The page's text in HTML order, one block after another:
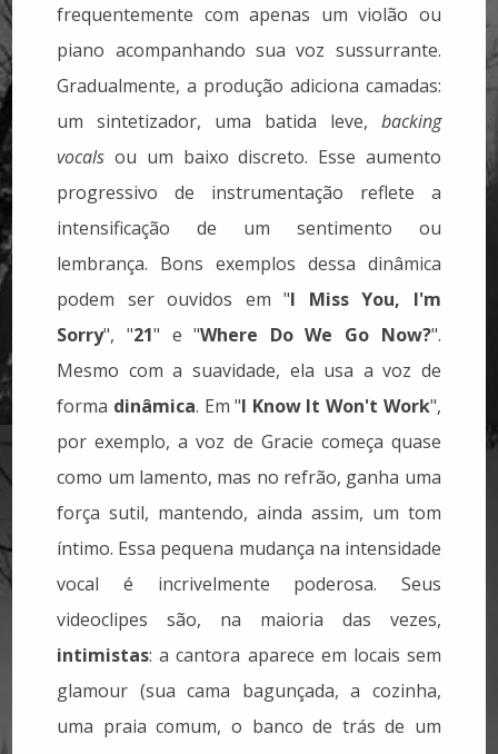
frequentemente com apenas um violão ou
piano acompanhando sua voz sussurrante.
Gradualmente, a produção adiciona camadas:
um sintetizador, uma batida leve, backing
vocals ou um baixo discreto. Esse aumento
progressivo de instrumentação reflete a
intensificação de um sentimento ou
lembrança. Bons exemplos dessa dinâmica
podem ser ouvidos em "I Miss You, I'm
Sorry", "21" e "Where Do We Go Now?".
Mesmo com a suavidade, ela usa a voz de
forma dinâmica. Em "I Know It Won't Work",
por exemplo, a voz de Gracie começa quase
como um lamento, mas no refrão, ganha uma
força sutil, mantendo, ainda assim, um tom
íntimo. Essa pequena mudança na intensidade
vocal é incrivelmente poderosa. Seus
videoclipes são, na maioria das vezes,
intimistas: a cantora aparece em locais sem
glamour (sua cama bagunçada, a cozinha,
uma praia comum, o banco de trás de um